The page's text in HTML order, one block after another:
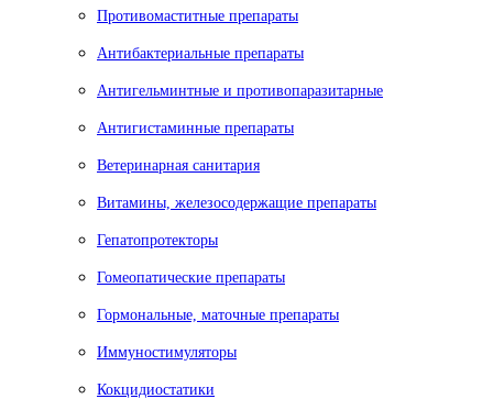
Противомаститные препараты
Антибактериальные препараты
Антигельминтные и противопаразитарные
Антигистаминные препараты
Ветеринарная санитария
Витамины, железосодержащие препараты
Гепатопротекторы
Гомеопатические препараты
Гормональные, маточные препараты
Иммуностимуляторы
Кокцидиостатики